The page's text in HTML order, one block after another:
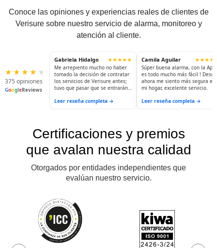
Conoce las opiniones y experiencias reales de clientes de
Verisure sobre nuestro servicio de alarma, monitoreo y
atención al cliente.
★ ★ ★ ★ ★
375 opiniones
GoogleReviews
Gabriela Hidalgo
★★★★★
Me arrepiento mucho no haber
tomado la decisión de contratar
los servicios de Verisure antes;
tuvo que pasar que se entrarán
puedo dormir tranquila; salir a
tienen precio.
Leer reseña completa →
Camila Aguilar
Súper buena alarma, con la App
es todo mucho más fácil ! Desde
ahora me siento más segura en
mi hogar, excelente servicio.
Leer reseña completa →
Certificaciones y premios
que avalan nuestra calidad
Otorgados por entidades independientes que
evalúan nuestro servicio.